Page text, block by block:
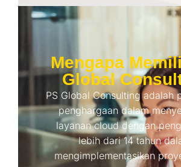
Mengapa
Global
PS Global Consulting adalah
penghargaan dalam
layanan cloud dengan
lebih dari 14 tahun
mengimplementasikan